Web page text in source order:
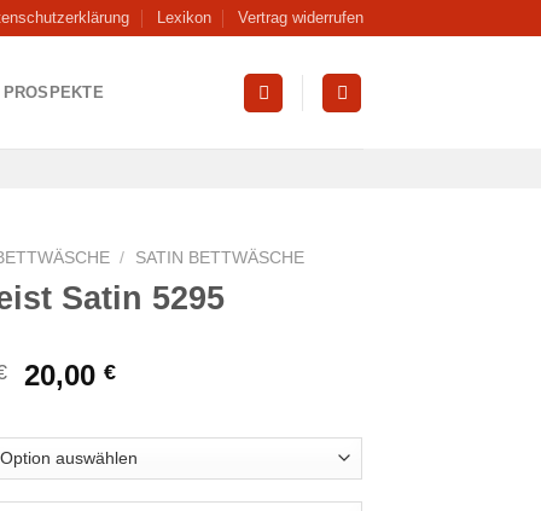
Lexikon Vertrag widerrufen
PROSPEKTE
/ SATIN BETTWÄSCHE
Satin 5295
Ursprünglicher
war:
59,99 €
20,00€Aktueller
ist:
20,00 €.